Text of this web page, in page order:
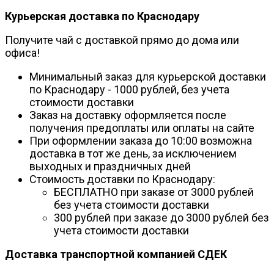
Курьерская доставка по Краснодару
Получите чай с доставкой прямо до дома или
офиса!
Минимальный заказ для курьерской доставки
по Краснодару - 1000 рублей, без учета
стоимости доставки
Заказ на доставку оформляется после
получения предоплаты или оплаты на сайте
При оформлении заказа до 10:00 возможна
доставка в тот же день, за исключением
выходных и праздничных дней
Стоимость доставки по Краснодару:
БЕСПЛАТНО при заказе от 3000 рублей
без учета стоимости доставки
300 рублей при заказе до 3000 рублей без
учета стоимости доставки
Доставка транспортной компанией СДЕК